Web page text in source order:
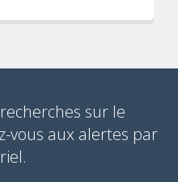
sur le
vous aux alertes par